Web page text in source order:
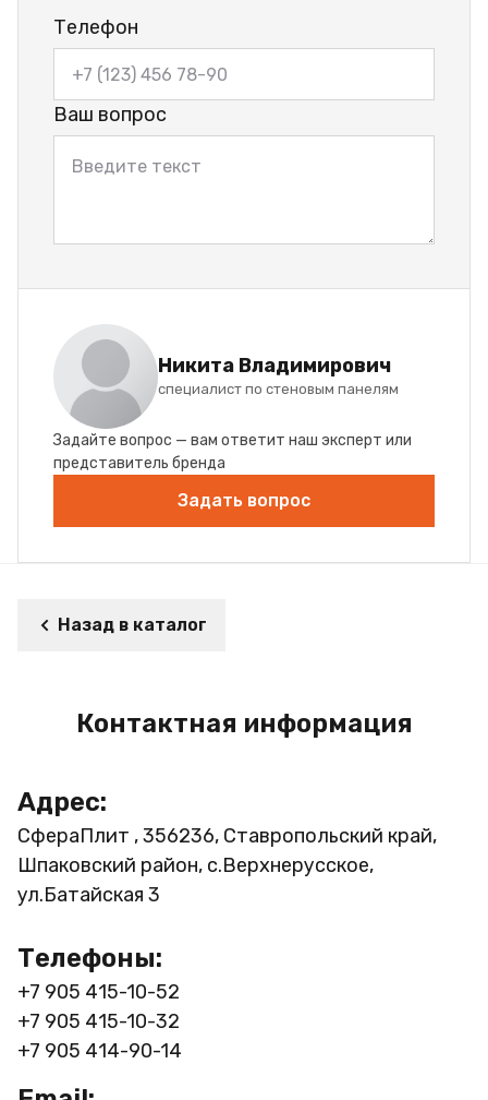
Телефон
Ваш вопрос
Никита Владимирович
специалист по стеновым панелям
Задайте вопрос — вам ответит наш эксперт или
представитель бренда
Задать вопрос
Назад в каталог
Контактная информация
Адрес:
СфераПлит , 356236, Ставропольский край,
Шпаковский район, с.Верхнерусское,
ул.Батайская 3
Телефоны:
+7 905 415-10-52
+7 905 415-10-32
+7 905 414-90-14